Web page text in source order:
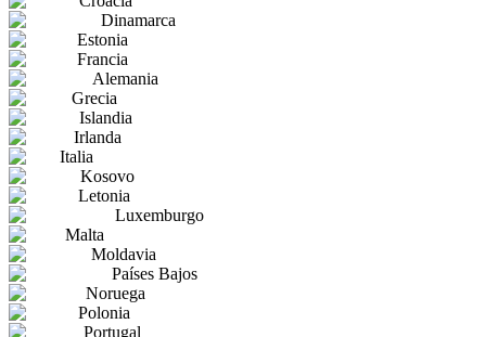
Dinamarca
Estonia
Francia
Alemania
Grecia
Islandia
Irlanda
Italia
Kosovo
Letonia
Luxemburgo
Malta
Moldavia
Países Bajos
Noruega
Polonia
Portugal